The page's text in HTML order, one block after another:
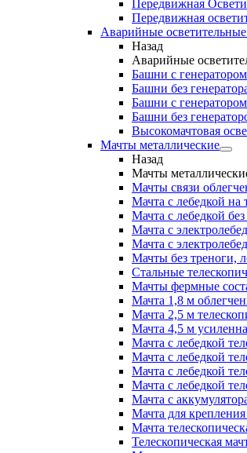
Передвижная
Передвижная
Аварийные
Назад
Аварийные
Башни с генератором
Башни без
Башни с
Башни без
Высокомачтовая
Мачты металлические
Назад
Мачты
Мачты связи
Мачта с лебедкой на
Мачта с лебедкой
Мачта с
Мачта с
Мачты без треноги,
Стальные
Мачты фермные
Мачта 1,8 м
Мачта 2,5 м
Мачта 4,5 м
Мачта с лебедкой
Мачта с лебедкой
Мачта с лебедкой
Мачта с лебедкой
Мачта с
Мачта для
Мачта
Телескопическая